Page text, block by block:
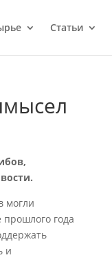
Статьи
могли
прошлого года
и